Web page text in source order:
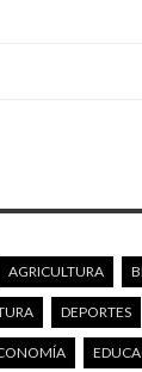
AGRICULTURA
DEPORTES